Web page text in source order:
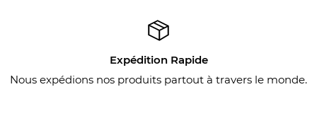
Expédition Rapide
Nous expédions nos produits partout à travers le monde.